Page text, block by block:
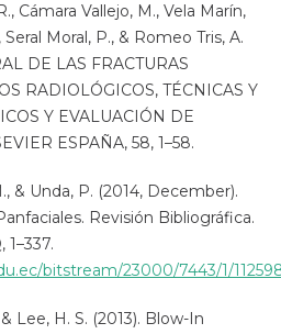
Cámara Vallejo, M., Vela Marín,
Moral, P., & Romeo Tris, A.
DE LAS FRACTURAS
RADIOLÓGICOS, TÉCNICAS Y
Y EVALUACIÓN DE
ESPAÑA, 58, 1–58.
& Unda, P. (2014, December).
Revisión Bibliográfica.
bitstream/23000/7443/1/
Lee, H. S. (2013). Blow-In